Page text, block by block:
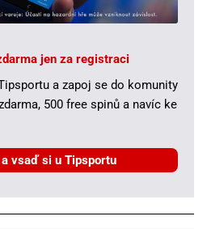
jen za registraci
a zapoj se do komunity
500 free spinů a navíc ke
a vsaď si u Tipsportu